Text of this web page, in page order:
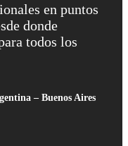
en puntos
donde
todos los
– Buenos Aires